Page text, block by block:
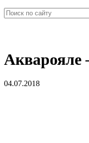
Акварояле
04.07.2018